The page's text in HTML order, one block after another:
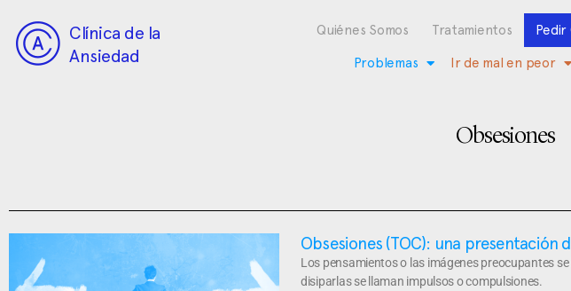
Clínica de la
Ansiedad
Quiénes Somos Tratamientos Pedir
Problemas Ir de mal en peor
Obsesiones
Obsesiones (TOC): una presentación
Los pensamientos o las imágenes preocupantes
disiparlas se llaman impulsos o compulsiones.